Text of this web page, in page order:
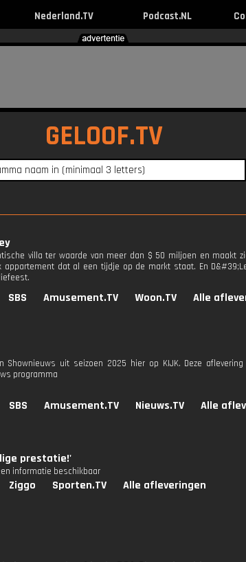
Nederland.TV Podcast.NL
GELOOF.TV
villa ter waarde van meer dan $ 50 miljoen en maakt
appartement dat al een tijdje op de markt staat. En
SBS Amusement.TV Woon.TV Alle
Shownieuws uit seizoen 2025 hier op KIJK. Deze
programma
SBS Amusement.TV Nieuws.TV Alle
prestatie!'
informatie beschikbaar
Ziggo Sporten.TV Alle afleveringen